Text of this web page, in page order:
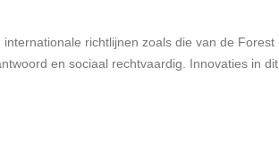
internationale richtlijnen zoals die van de Forest
en sociaal rechtvaardig. Innovaties in dit